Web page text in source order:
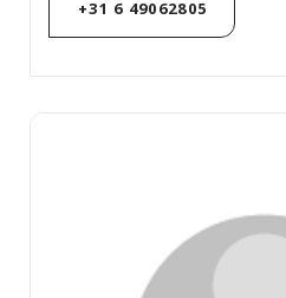
+31 6 49062805